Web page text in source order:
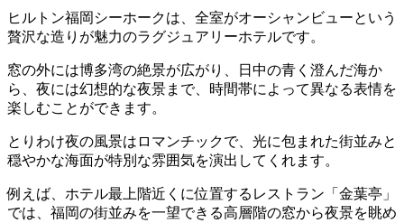
ヒルトン福岡シーホークは、全室がオーシャンビューという
贅沢な造りが魅力のラグジュアリーホテルです。
窓の外には博多湾の絶景が広がり、日中の青く澄んだ海か
ら、夜には幻想的な夜景まで、時間帯によって異なる表情を
楽しむことができます。
とりわけ夜の風景はロマンチックで、光に包まれた街並みと
穏やかな海面が特別な雰囲気を演出してくれます。
例えば、ホテル最上階近くに位置するレストラン「金葉亭」
では、福岡の街並みを一望できる高層階の窓から夜景を眺め